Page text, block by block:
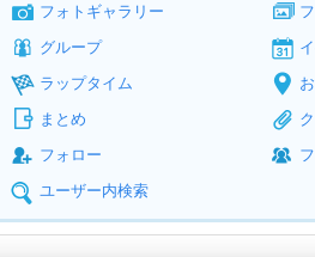
フォトギャラリー
グループ
ラップタイム
まとめ
フォロー
ユーザー内検索